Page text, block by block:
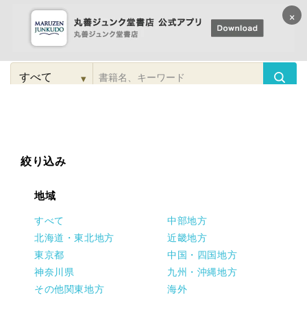
コンテンツに
進む
検
▾
絞り込み
地域
すべて
北海道・東北地方
東京都
神奈川県
その他関東地方
中部地方
近畿地方
中国・四国地方
九州・沖縄地方
海外
×